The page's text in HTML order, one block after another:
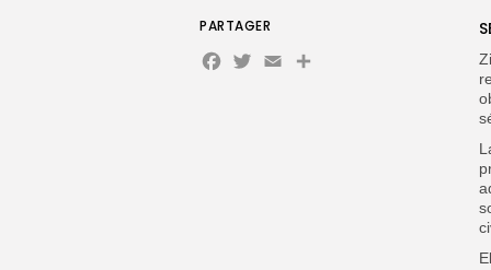
PARTAGER
Facebook
Twitter
Email